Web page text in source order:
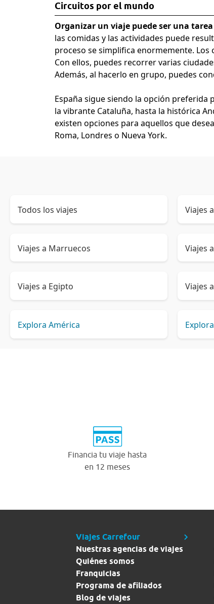
Circuitos por el mundo
Organizar un viaje puede ser una
las comidas y las actividades puede
proceso se simplifica enormemente.
Con ellos, puedes recorrer varias
Además, al hacerlo en grupo, puedes
España sigue siendo la opción preferida
la vibrante Cataluña, hasta la histórica
existen opciones para aquellos que
Roma, Londres o Nueva York.
Todos los viajes Viajes
Viajes a Marruecos Viajes
Viajes a Egipto Viajes
Explora América
Financia tu viaje hasta
en 12 meses
Viajes Carrefour
Nuestras agencias de viajes
Quiénes somos
Franquicias
Programa de afiliados
Blog de viajes